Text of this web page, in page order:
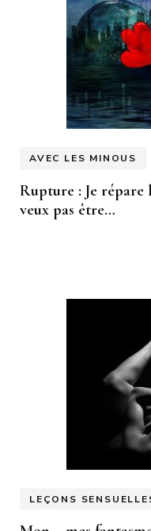
AVEC LES MINOUS
Rupture : Je répare
veux pas être…
LEÇONS